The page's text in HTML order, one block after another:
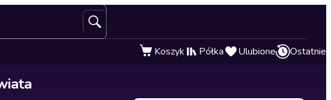
Koszyk Półka Ulubione Ostatnie